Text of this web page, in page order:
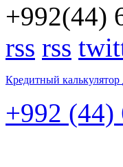
+992(44)
rss rss
Кредитный калькулятор
+992 (44)